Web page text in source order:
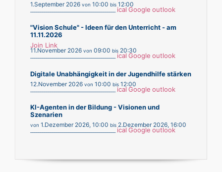
1.September 2026 von 10:00 bis 12:00
___________________________________________ ical Google outlook
"Vision Schule" - Ideen für den Unterricht - am
11.11.2026
Join Link
11.November 2026 von 09:00 bis 20:30
ical Google outlook
Digitale Unabhängigkeit in der Jugendhilfe stärken
12.November 2026 von 10:00 bis 12:00
ical Google outlook
KI-Agenten in der Bildung - Visionen und
Szenarien
von 1.Dezember 2026, 10:00 bis 2.Dezember 2026, 16:00
ical Google outlook